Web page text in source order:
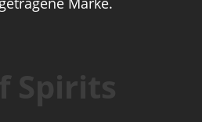
Spirits